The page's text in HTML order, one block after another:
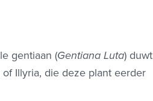
gentiaan (Gentiana Luta) duwt
Illyria, die deze plant eerder